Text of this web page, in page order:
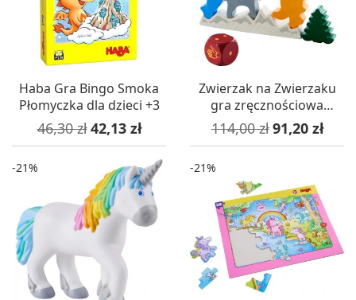
Haba Gra Bingo Smoka
Płomyczka dla dzieci +3
Cena podstawowa
46,30 zł Cena
42,13 zł
Zwierzak na Zwierzaku
gra zręcznościowa
(świąteczna edycja), Haba
Cena podstawowa
114,00 zł Cena
91,20 zł
-21% -21%